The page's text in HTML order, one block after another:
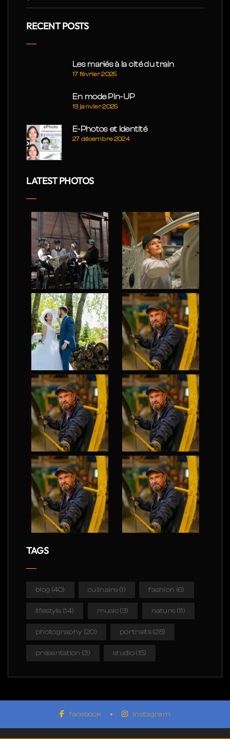
RECENT POSTS
Les mariés à la cité du train
17 février 2025
En mode Pin-UP
13 janvier 2025
E-Photos et Identité
27 décembre 2024
LATEST PHOTOS
TAGS
blog (40) culinaire (1) fashion (6)
lifestyle (14) music(3) nature (11)
photography (20) portraits(28)
présentation (3) studio(15)
facebook instagram